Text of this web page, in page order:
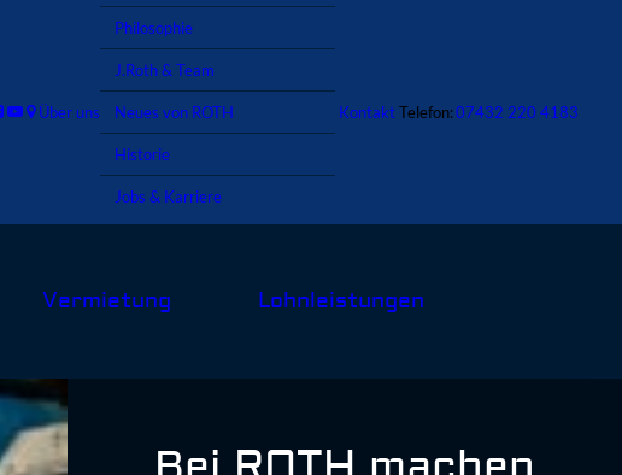
Über uns
Philosophie
J.Roth & Team
Neues von ROTH
Historie
Jobs & Karriere
KontaktTelefon:07432 220 4183
Vermietung Lohnleistungen